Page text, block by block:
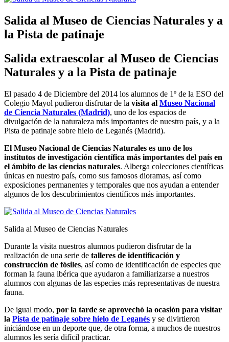
Salida al Museo de Ciencias Naturales y a
la Pista de patinaje
Salida extraescolar al Museo de Ciencias
Naturales y a la Pista de patinaje
El pasado 4 de Diciembre del 2014 los alumnos de 1º de la ESO del
Colegio Mayol pudieron disfrutar de la visita al Museo Nacional
de Ciencia Naturales (Madrid), uno de los espacios de
divulgación de la naturaleza más importantes de nuestro país, y a la
Pista de patinaje sobre hielo de Leganés (Madrid).
El Museo Nacional de Ciencias Naturales es uno de los
institutos de investigación científica más importantes del país en
el ámbito de las ciencias naturales. Alberga colecciones científicas
únicas en nuestro país, como sus famosos dioramas, así como
exposiciones permanentes y temporales que nos ayudan a entender
algunos de los descubrimientos científicos más importantes.
Salida al Museo de Ciencias Naturales
Durante la visita nuestros alumnos pudieron disfrutar de la
realización de una serie de talleres de identificación y
construcción de fósiles, así como de identificación de especies que
forman la fauna ibérica que ayudaron a familiarizarse a nuestros
alumnos con algunas de las especies más representativas de nuestra
fauna.
De igual modo, por la tarde se aprovechó la ocasión para visitar
la Pista de patinaje sobre hielo de Leganés y se divirtieron
iniciándose en un deporte que, de otra forma, a muchos de nuestros
alumnos les sería difícil practicar.